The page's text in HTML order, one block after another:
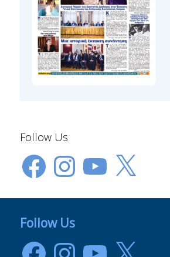
Follow Us
FacebookInstagramYouTube
X
Follow Us
FacebookInstagramYouTube
X